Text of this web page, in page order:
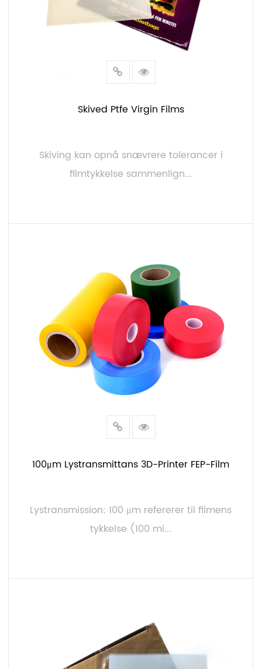
Skived Ptfe Virgin Films
Skiving kan opnå snævrere tolerancer i
filmtykkelse sammenlign...
100μm Lystransmittans 3D-Printer FEP-Film
Lystransmission: 100 μm refererer til filmens
tykkelse (100 mi...